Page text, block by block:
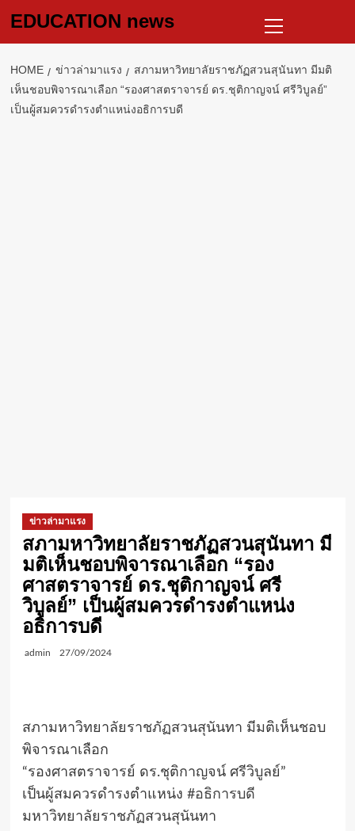
EDUCATION news
Menu
HOME ข่าวล่ามาแรง
สภามหาวิทยาลัยราชภัฏสวนสุนันทา มีมติ
เห็นชอบพิจารณาเลือก “รองศาสตราจารย์ ดร.ชุติกาญจน์ ศรีวิบูลย์”
เป็นผู้สมควรดำรงตำแหน่งอธิการบดี
ข่าวล่ามาแรง
สภามหาวิทยาลัยราชภัฏสวนสุนันทา มี
มติเห็นชอบพิจารณาเลือก “รอง
ศาสตราจารย์ ดร.ชุติกาญจน์ ศรี
วิบูลย์” เป็นผู้สมควรดำรงตำแหน่ง
อธิการบดี
admin 27/09/2024
สภามหาวิทยาลัยราชภัฏสวนสุนันทา มีมติเห็นชอบ
พิจารณาเลือก
“รองศาสตราจารย์ ดร.ชุติกาญจน์ ศรีวิบูลย์”
เป็นผู้สมควรดำรงตำแหน่ง #อธิการบดี
มหาวิทยาลัยราชภัฏสวนสุนันทา